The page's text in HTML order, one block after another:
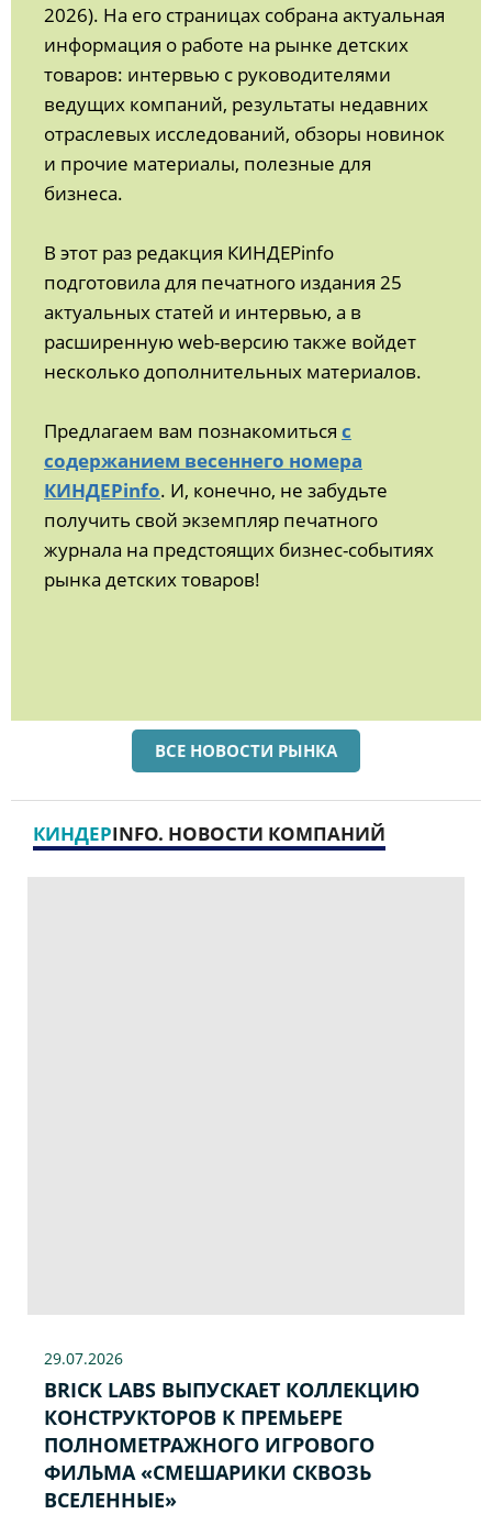
2026). На его страницах собрана актуальная
информация о работе на рынке детских
товаров: интервью с руководителями
ведущих компаний, результаты недавних
отраслевых исследований, обзоры новинок
и прочие материалы, полезные для
бизнеса.
В этот раз редакция КИНДЕРinfo
подготовила для печатного издания 25
актуальных статей и интервью, а в
расширенную web-версию также войдет
несколько дополнительных материалов.
Предлагаем вам познакомиться с
содержанием весеннего номера
КИНДЕРinfo. И, конечно, не забудьте
получить свой экземпляр печатного
журнала на предстоящих бизнес-событиях
рынка детских товаров!
ВСЕ НОВОСТИ РЫНКА
КИНДЕРINFO. НОВОСТИ КОМПАНИЙ
29.07.2026
BRICK LABS ВЫПУСКАЕТ КОЛЛЕКЦИЮ
КОНСТРУКТОРОВ К ПРЕМЬЕРЕ
ПОЛНОМЕТРАЖНОГО ИГРОВОГО
ФИЛЬМА «CМЕШАРИКИ СКВОЗЬ
ВСЕЛЕННЫЕ»